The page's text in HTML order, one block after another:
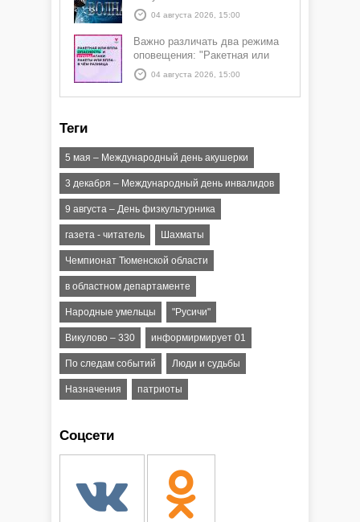
04 августа 2026, 15:00
Важно различать два режима
оповещения: "Ракетная или
БПЛА опасность" и "Угроза
атаки ракеты или БПЛА"
04 августа 2026, 15:00
Теги
5 мая – Международный день акушерки
3 декабря – Международный день инвалидов
9 августа – День физкультурника
газета - читатель Шахматы
Чемпионат Тюменской области
в областном департаменте
Народные умельцы "Русичи"
Викулово – 330 информирмирует 01
По следам событий Люди и судьбы
Назначения патриоты
Соцсети